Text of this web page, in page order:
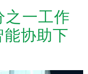
一工作
协助下